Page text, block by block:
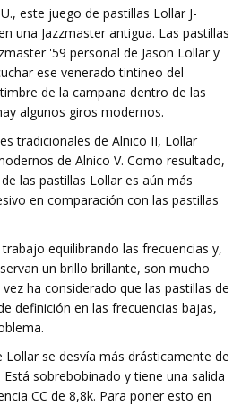
este juego de pastillas Lollar J-
una Jazzmaster antigua. Las pastillas
'59 personal de Jason Lollar y
ese venerado tintineo del
de la campana dentro de las
algunos giros modernos.
tradicionales de Alnico II, Lollar
de Alnico V. Como resultado,
las pastillas Lollar es aún más
en comparación con las pastillas
equilibrando las frecuencias y,
un brillo brillante, son mucho
ha considerado que las pastillas de
definición en las frecuencias bajas,
Lollar se desvía más drásticamente de
sobrebobinado y tiene una salida
CC de 8,8k. Para poner esto en